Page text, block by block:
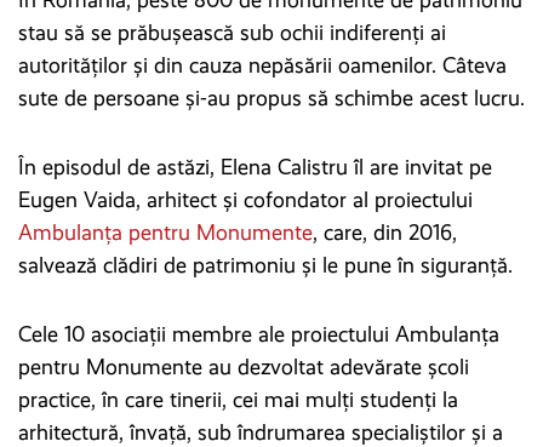
stau să se prăbușească sub ochii indiferenți ai
autorităților și din cauza nepăsării oamenilor. Câteva
sute de persoane și-au propus să schimbe acest lucru.
În episodul de astăzi, Elena Calistru îl are invitat pe
Eugen Vaida, arhitect și cofondator al proiectului
Ambulanța pentru Monumente, care, din 2016,
salvează clădiri de patrimoniu și le pune în siguranță.
Cele 10 asociații membre ale proiectului Ambulanța
pentru Monumente au dezvoltat adevărate școli
practice, în care tinerii, cei mai mulți studenți la
arhitectură, învață, sub îndrumarea specialiștilor și a